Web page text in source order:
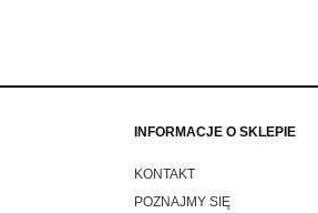
INFORMACJE O SKLEPIE
KONTAKT
POZNAJMY SIĘ